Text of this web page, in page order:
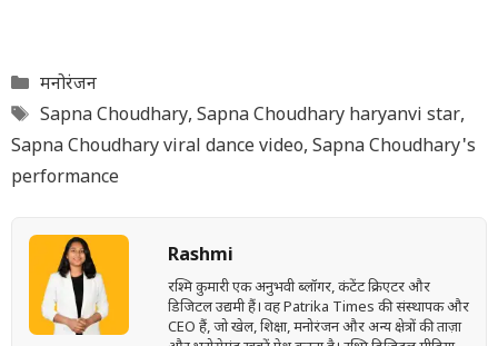
Categories
मनोरंजन
Tags
Sapna Choudhary, Sapna Choudhary haryanvi star,
Sapna Choudhary viral dance video, Sapna Choudhary's
performance
Rashmi
रश्मि कुमारी एक अनुभवी ब्लॉगर, कंटेंट क्रिएटर और
डिजिटल उद्यमी हैं। वह Patrika Times की संस्थापक और
CEO हैं, जो खेल, शिक्षा, मनोरंजन और अन्य क्षेत्रों की ताज़ा